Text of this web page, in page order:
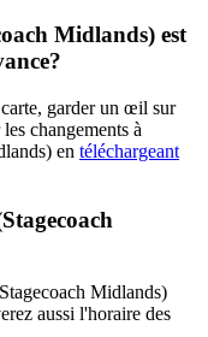
Midlands) est
garder un œil sur
changements à
en téléchargeant
Midlands)
aussi l'horaire des